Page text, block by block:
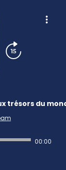
trésors du
00:00